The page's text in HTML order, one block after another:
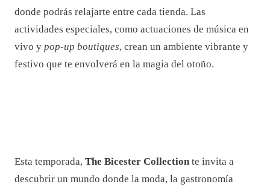
donde podrás relajarte entre cada tienda. Las
actividades especiales, como actuaciones de música en
vivo y pop-up boutiques, crean un ambiente vibrante y
festivo que te envolverá en la magia del otoño.
Esta temporada, The Bicester Collection te invita a
descubrir un mundo donde la moda, la gastronomía